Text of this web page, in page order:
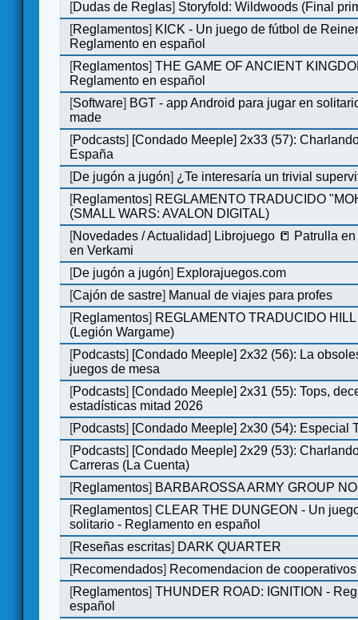
[Dudas de Reglas] Storyfold: Wildwoods (Final
[Reglamentos] KICK - Un juego de fútbol de
Reglamento en español
[Reglamentos]THE GAME OF ANCIENT
Reglamento en español
[Software] BGT - app Android para jugar en
made
[Podcasts] [Condado Meeple] 2x33 (57):
España
[De jugón a jugón] ¿Te interesaría un trivial
[Reglamentos] REGLAMENTO TRADUCIDO
(SMALL WARS: AVALON DIGITAL)
[Novedades / Actualidad] Librojuego 📒 Patrulla
en Verkami
[De jugón a jugón] Explorajuegos.com
[Cajón de sastre] Manual de viajes para profes
[Reglamentos] REGLAMENTO TRADUCIDO
(Legión Wargame)
[Podcasts] [Condado Meeple] 2x32 (56): La
juegos de mesa
[Podcasts] [Condado Meeple] 2x31 (55): Tops,
estadísticas mitad 2026
[Podcasts] [Condado Meeple] 2x30 (54): Especial
[Podcasts] [Condado Meeple] 2x29 (53):
Carreras (La Cuenta)
[Reglamentos] BARBAROSSA ARMY GROUP
[Reglamentos]CLEAR THE DUNGEON - Un
solitario - Reglamento en español
[Reseñas escritas] DARK QUARTER
[Recomendados] Recomendacion de
[Reglamentos]THUNDER ROAD: IGNITION -
español